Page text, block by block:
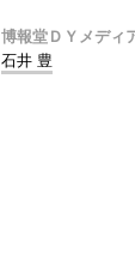
博報堂ＤＹメディ
石井 豊